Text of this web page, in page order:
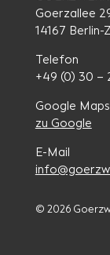
Goerzallee
14167
Telefon
+49 (0) 30 –
Google Maps
zu Google
E-Mail
© 2026